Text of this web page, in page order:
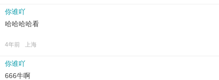
你谁吖
哈哈哈哈看
4年前 上海
你谁吖
666牛啊